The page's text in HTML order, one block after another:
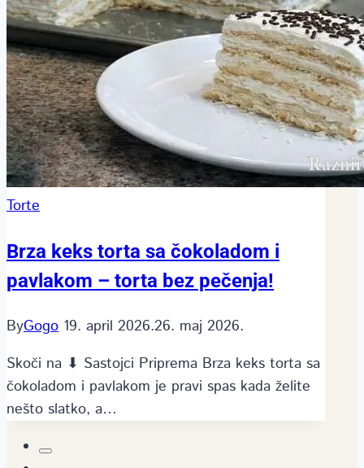
Torte
Brza keks torta sa čokoladom i
pavlakom – torta bez pečenja!
ByGogo 19. april 2026.26. maj 2026.
Skoči na ⬇ Sastojci Priprema Brza keks torta sa
čokoladom i pavlakom je pravi spas kada želite
nešto slatko, a…